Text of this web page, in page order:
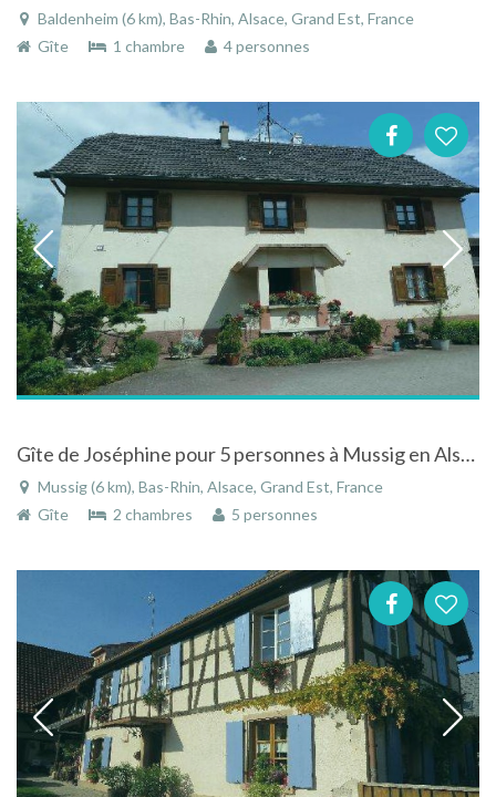
Baldenheim (6 km), Bas-Rhin, Alsace, Grand Est, France
Gîte
1 chambre 4 personnes
Gîte de Joséphine pour 5 personnes à Mussig en Alsace
Mussig (6 km), Bas-Rhin, Alsace, Grand Est, France
Gîte
2 chambres 5 personnes